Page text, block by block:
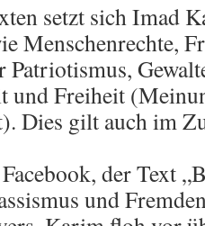
setzt sich Imad
Menschenrechte,
Patriotismus,
und Freiheit
Dies gilt auch im
der Text
und